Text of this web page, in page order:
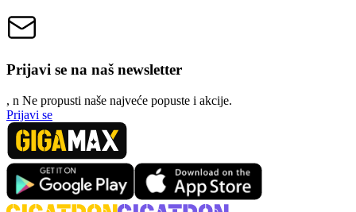
Prijavi se na naš newsletter
, n Ne propusti naše najveće popuste i akcije.
Prijavi se